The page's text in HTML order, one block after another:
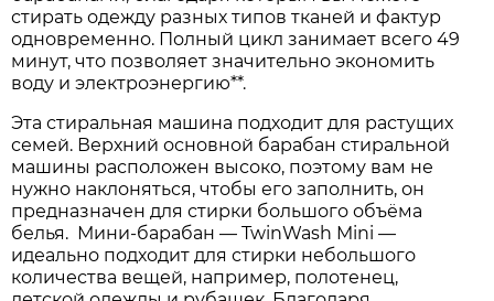
стирать одежду разных типов тканей и фактур
одновременно. Полный цикл занимает всего 49
минут, что позволяет значительно экономить
воду и электроэнергию**.
Эта стиральная машина подходит для растущих
семей. Верхний основной барабан стиральной
машины расположен высоко, поэтому вам не
нужно наклоняться, чтобы его заполнить, он
предназначен для стирки большого объёма
белья. Мини-барабан — TwinWash Mini —
идеально подходит для стирки небольшого
количества вещей, например, полотенец,